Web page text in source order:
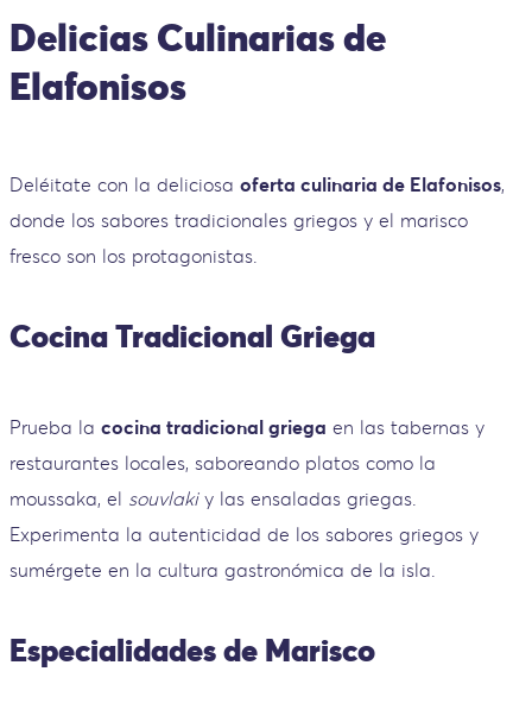
Delicias Culinarias de
Elafonisos
Deléitate con la deliciosa oferta culinaria de Elafonisos,
donde los sabores tradicionales griegos y el marisco
fresco son los protagonistas.
Cocina Tradicional Griega
Prueba la cocina tradicional griega en las tabernas y
restaurantes locales, saboreando platos como la
moussaka, el souvlakiy las ensaladas griegas.
Experimenta la autenticidad de los sabores griegos y
sumérgete en la cultura gastronómica de la isla.
Especialidades de Marisco